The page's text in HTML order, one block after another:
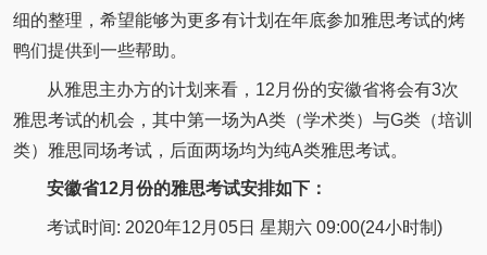
细的整理，希望能够为更多有计划在年底参加雅思考试的烤
鸭们提供到一些帮助。
从雅思主办方的计划来看，12月份的安徽省将会有3次
雅思考试的机会，其中第一场为A类（学术类）与G类（培训
类）雅思同场考试，后面两场均为纯A类雅思考试。
安徽省12月份的雅思考试安排如下：
考试时间: 2020年12月05日 星期六 09:00(24小时制)